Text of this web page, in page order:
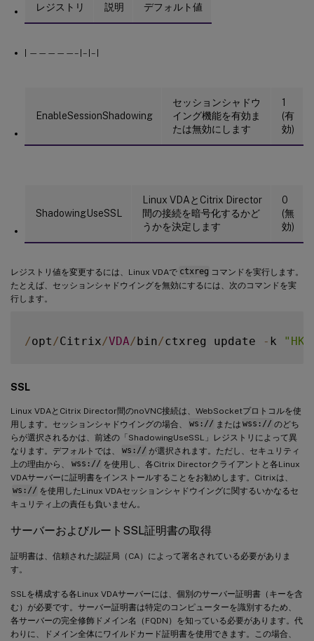
レジストリ 説明 デフォルト値
| —————– | – | – |
EnableSessionShadowing
セッションシャドウ
イング機能を有効ま
たは無効にします
1
(有
効)
ShadowingUseSSL
Linux VDAとCitrix Director
間の接続を暗号化するかど
うかを決定します
0
(無
効)
レジストリ値を変更するには、Linux VDAで ctxreg コマンドを実行します。
たとえば、セッションシャドウイングを無効にするには、次のコマンドを実
行します。
/opt /Citrix/VDA/bin/ctxreg update - k
SSL
Linux VDAとCitrix Director間のnoVNC接続は、WebSocketプロトコルを使
用します。セッションシャドウイングの場合、
ws:// または wss:// のどち
らが選択されるかは、前述の「ShadowingUseSSL」レジストリによって異
なります。デフォルトでは、
ws:// が選択されます。ただし、セキュリティ
上の理由から、
wss:// を使用し、各Citrix Directorクライアントと各Linux
VDAサーバーに証明書をインストールすることをお勧めします。Citrixは、
ws:// を使用したLinux VDAセッションシャドウイングに関するいかなるセ
キュリティ上の責任も負いません。
サーバーおよびルートSSL証明書の取得
証明書は、信頼された認証局（CA）によって署名されている必要がありま
す。
SSLを構成する各Linux VDAサーバーには、個別のサーバー証明書（キーを含
む）が必要です。サーバー証明書は特定のコンピューターを識別するため、
各サーバーの完全修飾ドメイン名（FQDN）を知っている必要があります。代
わりに、ドメイン全体にワイルドカード証明書を使用できます。この場合、